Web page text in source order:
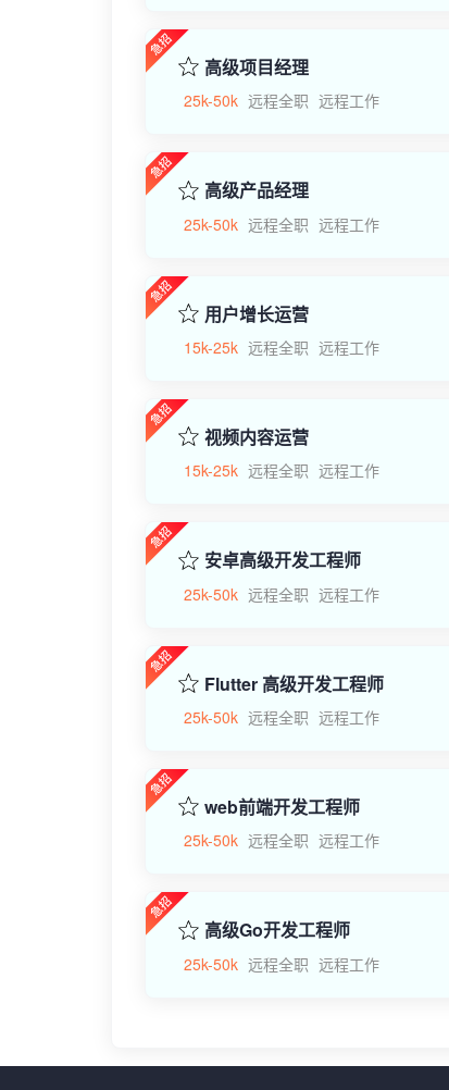
高级项目经理
25k-50k 远程全职 远程工作
高级产品经理
25k-50k 远程全职 远程工作
用户增长运营
15k-25k 远程全职 远程工作
视频内容运营
15k-25k 远程全职 远程工作
安卓高级开发工程师
25k-50k 远程全职 远程工作
Flutter 高级开发工程师
25k-50k 远程全职 远程工作
web前端开发工程师
25k-50k 远程全职 远程工作
高级Go开发工程师
25k-50k 远程全职 远程工作